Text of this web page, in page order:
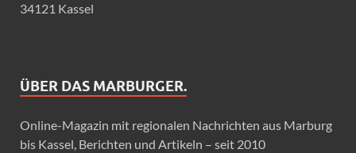
34121 Kassel
ÜBER DAS MARBURGER.
Online-Magazin mit regionalen Nachrichten aus Marburg
bis Kassel, Berichten und Artikeln – seit 2010